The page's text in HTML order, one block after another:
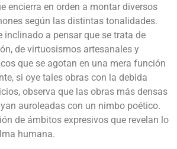
encierra en orden a montar diversos
según las distintas tonalidades.
inclinado a pensar que se trata de
de virtuosismos artesanales y
que se agotan en una mera función
si oye tales obras con la debida
observa que las obras más densas
auroleadas con un nimbo poético.
de ámbitos expresivos que revelan lo
humana.